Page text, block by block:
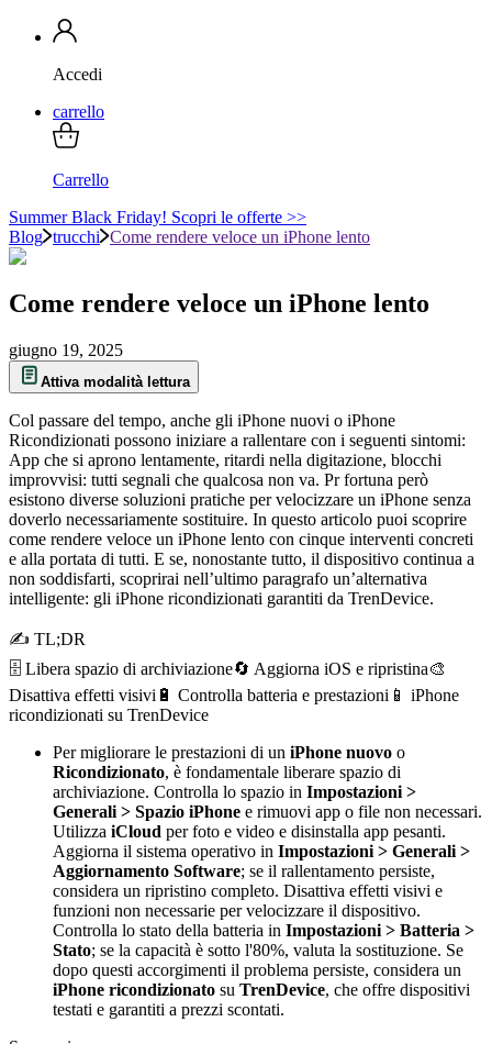
Accedi
carrello
Carrello
Summer Black Friday! Scopri le offerte >>
Blog trucchi Come rendere veloce un iPhone lento
Come rendere veloce un iPhone lento
giugno 19, 2025
Attiva modalità lettura
Col passare del tempo, anche gli iPhone nuovi o iPhone
Ricondizionati possono iniziare a rallentare con i seguenti sintomi:
App che si aprono lentamente, ritardi nella digitazione, blocchi
improvvisi: tutti segnali che qualcosa non va. Pr fortuna però
esistono diverse soluzioni pratiche per velocizzare un iPhone senza
doverlo necessariamente sostituire. In questo articolo puoi scoprire
come rendere veloce un iPhone lento con cinque interventi concreti
e alla portata di tutti. E se, nonostante tutto, il dispositivo continua a
non soddisfarti, scoprirai nell’ultimo paragrafo un’alternativa
intelligente: gli iPhone ricondizionati garantiti da TrenDevice.
✍ TL;DR
🗄️ Libera spazio di archiviazione🔄 Aggiorna iOS e ripristina🎨
Disattiva effetti visivi 🔋 Controlla batteria e prestazioni 📱 iPhone
ricondizionati su TrenDevice
Per migliorare le prestazioni di un iPhone nuovo o
Ricondizionato, è fondamentale liberare spazio di
archiviazione. Controlla lo spazio in Impostazioni >
Generali > Spazio iPhone e rimuovi app o file non necessari.
Utilizza iCloud per foto e video e disinstalla app pesanti.
Aggiorna il sistema operativo in Impostazioni > Generali >
Aggiornamento Software; se il rallentamento persiste,
considera un ripristino completo. Disattiva effetti visivi e
funzioni non necessarie per velocizzare il dispositivo.
Controlla lo stato della batteria in Impostazioni > Batteria >
Stato; se la capacità è sotto l'80%, valuta la sostituzione. Se
dopo questi accorgimenti il problema persiste, considera un
iPhone ricondizionato su TrenDevice, che offre dispositivi
testati e garantiti a prezzi scontati.